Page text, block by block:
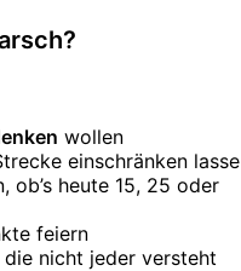
wollen
einschränken
ob’s heute 15, 25 oder
feiern
nicht jeder versteht